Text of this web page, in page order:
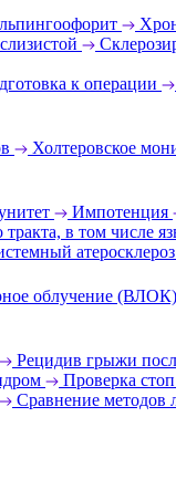
к операции
Холтеровское
Импотенция
в том числе
атеросклероз
облучение (ВЛОК)
Рецидив грыжи
Проверка
Сравнение методов